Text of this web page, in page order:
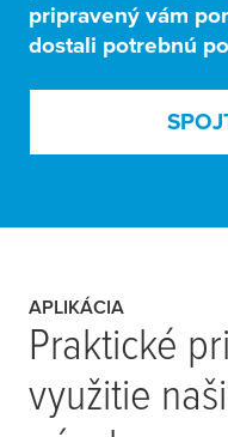
pripravený vám
dostali potrebnú
APLIKÁCIA
Praktické
využitie